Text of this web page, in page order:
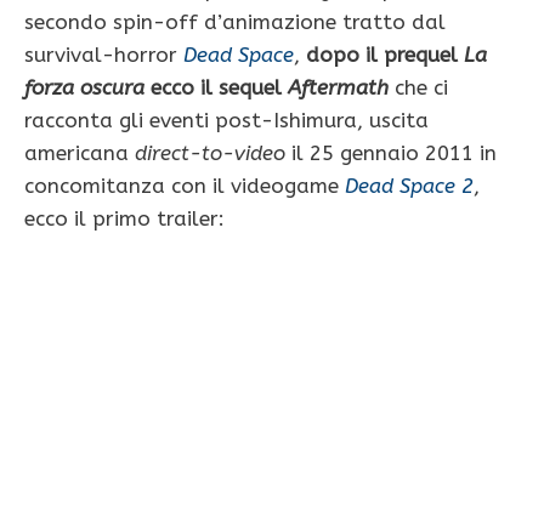
secondo spin-off d’animazione tratto dal
survival-horror Dead Space, dopo il prequel La
forza oscura ecco il sequelAftermath che ci
racconta gli eventi post-Ishimura, uscita
americana direct-to-video il 25 gennaio 2011 in
concomitanza con il videogame Dead Space 2,
ecco il primo trailer: